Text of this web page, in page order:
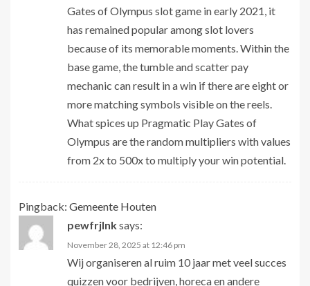
Gates of Olympus slot game in early 2021, it
has remained popular among slot lovers
because of its memorable moments. Within the
base game, the tumble and scatter pay
mechanic can result in a win if there are eight or
more matching symbols visible on the reels.
What spices up Pragmatic Play Gates of
Olympus are the random multipliers with values
from 2x to 500x to multiply your win potential.
Pingback: Gemeente Houten
pewfrjlnksays:
November 28, 2025 at 12:46 pm
Wij organiseren al ruim 10 jaar met veel succes
quizzen voor bedrijven, horeca en andere